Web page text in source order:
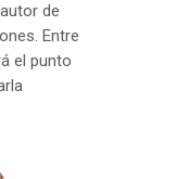
de
Entre
el punto